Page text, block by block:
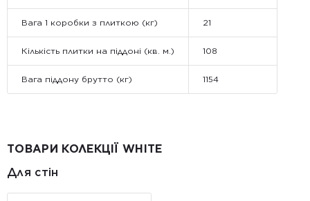
Вага 1 коробки з плиткою (кг) 21
Кількість плитки на піддоні (кв. м.) 108
Вага піддону брутто (кг) 1154
ТОВАРИ КОЛЕКЦІЇ WHITE
Для стін